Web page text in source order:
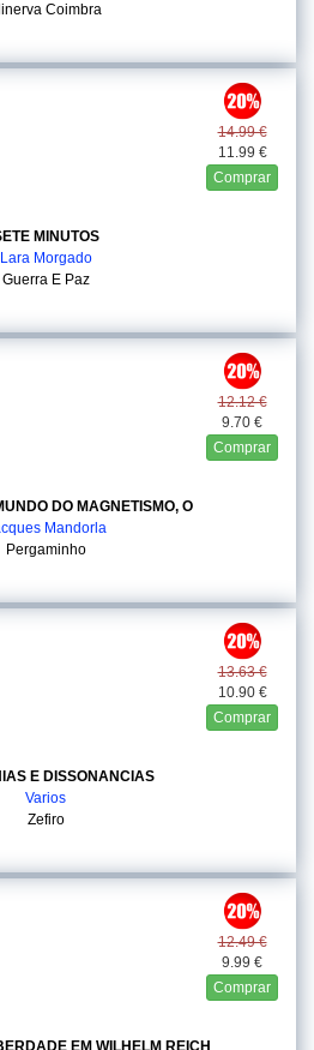
Coimbra
14.99 €
11.99 €
Comprar
MINUTOS
Lara Morgado
Guerra E Paz
12.12 €
9.70 €
Comprar
DO MAGNETISMO, O
Mandorla
Pergaminho
13.63 €
10.90 €
Comprar
E DISSONANCIAS
Varios
Zefiro
12.49 €
9.99 €
Comprar
EM WILHELM REICH